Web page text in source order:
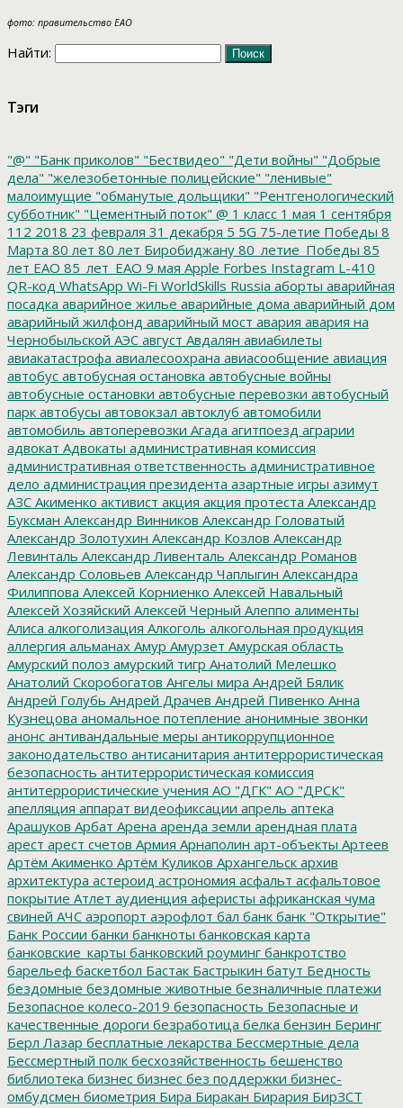
фото: правительство ЕАО
Найти:
Тэги
"@" "Банк приколов" "Бествидео" "Дети войны" "Добрые
дела" "железобетонные полицейские" "ленивые"
малоимущие "обманутые дольщики" "Рентгенологический
субботник" "Цементный поток" @ 1 класс 1 мая 1 сентября
112 2018 23 февраля 31 декабря 5 5G 75-летие Победы 8
Марта 80 лет 80 лет Биробиджану 80_летие_Победы 85
лет ЕАО 85_лет_ЕАО 9 мая Apple Forbes Instagram L-410
QR-код WhatsApp Wi-Fi WorldSkills Russia аборты аварийная
посадка аварийное жилье аварийные дома аварийный дом
аварийный жилфонд аварийный мост авария авария на
Чернобыльской АЭС август Авдалян авиабилеты
авиакатастрофа авиалесоохрана авиасообщение авиация
автобус автобусная остановка автобусные войны
автобусные остановки автобусные перевозки автобусный
парк автобусы автовокзал автоклуб автомобили
автомобиль автоперевозки Агада агитпоезд аграрии
адвокат Адвокаты административная комиссия
административная ответственность административное
дело администрация президента азартные игры азимут
АЗС Акименко активист акция акция протеста Александр
Буксман Александр Винников Александр Головатый
Александр Золотухин Александр Козлов Александр
Левинталь Александр Ливенталь Александр Романов
Александр Соловьев Александр Чаплыгин Александра
Филиппова Алексей Корниенко Алексей Навальный
Алексей Хозяйский Алексей Черный Алеппо алименты
Алиса алкоголизация Алкоголь алкогольная продукция
аллергия альманах Амур Амурзет Амурская область
Амурский полоз амурский тигр Анатолий Мелешко
Анатолий Скоробогатов Ангелы мира Андрей Бялик
Андрей Голубь Андрей Драчев Андрей Пивенко Анна
Кузнецова аномальное потепление анонимные звонки
анонс антивандальные меры антикоррупционное
законодательство антисанитария антитеррористическая
безопасность антитеррористическая комиссия
антитеррористические учения АО "ДГК" АО "ДРСК"
апелляция аппарат видеофиксации апрель аптека
Арашуков Арбат Арена аренда земли арендная плата
арест арест счетов Армия Арнаполин арт-объекты Артеев
Артём Акименко Артём Куликов Архангельск архив
архитектура астероид астрономия асфальт асфальтовое
покрытие Атлет аудиенция аферисты африканская чума
свиней АЧС аэропорт аэрофлот бал банк банк "Открытие"
Банк России банки банкноты банковская карта
банковские_карты банковский роуминг банкротство
барельеф баскетбол Бастак Бастрыкин батут Бедность
бездомные бездомные животные безналичные платежи
Безопасное колесо-2019 безопасность Безопасные и
качественные дороги безработица белка бензин Беринг
Берл Лазар бесплатные лекарства Бессмертные дела
Бессмертный полк бесхозяйственность бешенство
библиотека бизнес бизнес без поддержки бизнес-
омбудсмен биометрия Бира Биракан Бирария БирЗСТ